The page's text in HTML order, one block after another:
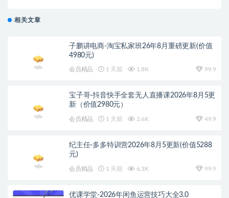
相关文章
子鹏讲电商-淘宝私家班26年8月重磅更新(价值
4980元)
会员精品 1 天前 1.8K 99.9
宝子哥-抖音快手全套无人直播课2026年8月5更
新（价值2980元）
会员精品 1 天前 2.6K 49.9
纪主任-多多特训营2026年8月5更新(价值5288
元)
会员精品 1 天前 6.3K 99.9
优课学堂-2026年闲鱼运营技巧大全3.0